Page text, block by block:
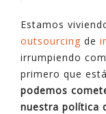
Estamos
outsourcing de
irrumpiendo
primero que
podemos
nuestra política